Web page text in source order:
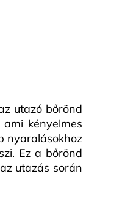
utazó bőrönd
kényelmes
nyaralásokhoz
Ez a bőrönd
utazás során